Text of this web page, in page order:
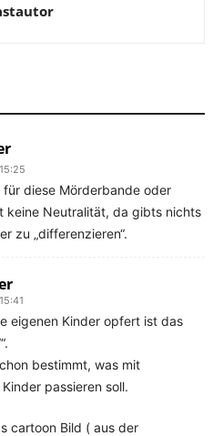
diese Mörderbande oder
keine Neutralität, da gibts nichts
zu „differenzieren“.
eigenen Kinder opfert ist das
bestimmt, was mit
passieren soll.
cartoon Bild ( aus der